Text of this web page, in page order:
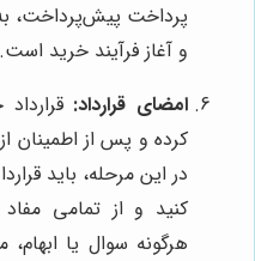
پرداخت پیش‌پرداخت،
و آغاز فرآیند خرید است.
امضای قرارداد:
کرده و پس از اطمینان
در این مرحله، باید
کنید و از تمامی
هرگونه سوال یا ابهام،